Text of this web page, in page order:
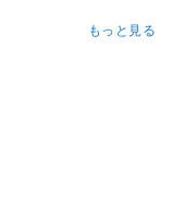
もっと見る